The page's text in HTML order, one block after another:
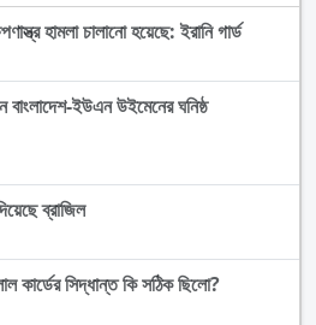
হামলা চালানো হয়েছে: ইরানি গার্ড
বাংলাদেশ-ইউএন উইমেনের ঘনিষ্ঠ
ব্রাজিল
কার্ডের সিদ্ধান্ত কি সঠিক ছিলো?